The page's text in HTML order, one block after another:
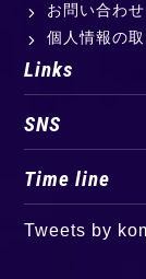
お問い合わせ
個人情報の
Links
SNS
Time line
Tweets by